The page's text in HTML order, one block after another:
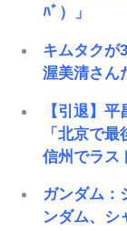
ﾊﾞ）」
キムタクが
渥美清さん
【引退】
「北京で
信州でラス
ガンダム
ンダム、シ